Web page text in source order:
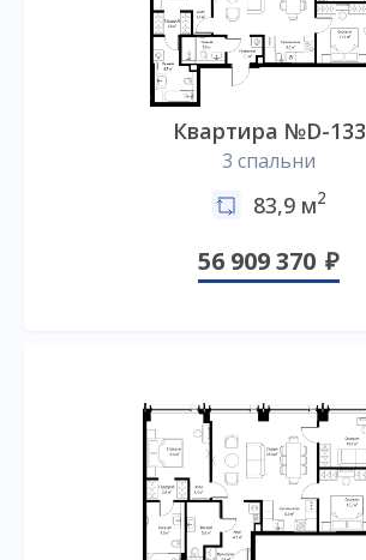
Квартира №D-133
3 спальни
83,9 м2
56 909 370